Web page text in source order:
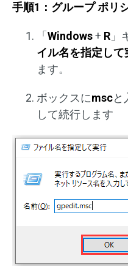
手順1：グループ ポリ
「 Windows+ R 」
イル名を指定して
ます。
ボックスにmscと
して続行します